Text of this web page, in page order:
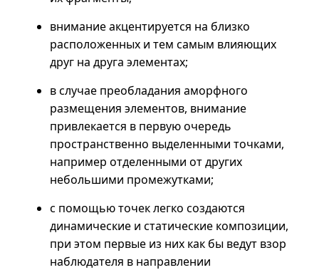
внимание акцентируется на близко
расположенных и тем самым влияющих
друг на друга элементах;
в случае преобладания аморфного
размещения элементов, внимание
привлекается в первую очередь
пространственно выделенными точками,
например отделенными от других
небольшими промежутками;
с помощью точек легко создаются
динамические и статические композиции,
при этом первые из них как бы ведут взор
наблюдателя в направлении